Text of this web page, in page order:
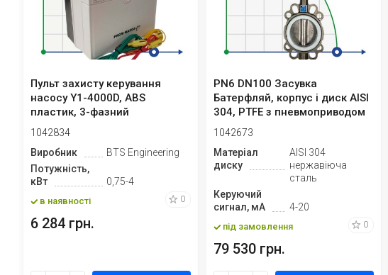
Пульт захисту керування
насосу Y1-4000D, ABS
пластик, 3-фазний
380В-415В, 0,7...
1042834
Виробник
BTS Engineering
Потужність,
кВт
0,75-4
в наявності 0
6 284 грн.
PN6 DN100 Засувка
Батерфляй, корпус і диск AISI
304, PTFE з пневмоприводом
Ex...
1042673
Матеріал
диску
AISI 304
нержавіюча
сталь
Керуючий
сигнал, мА
4-20
під замовлення 0
79 530 грн.